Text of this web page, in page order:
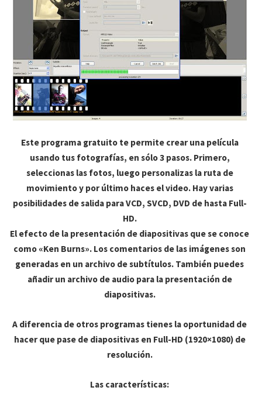
Este programa gratuito te permite crear una película
usando tus fotografías, en sólo 3 pasos. Primero,
seleccionas las fotos, luego personalizas la ruta de
movimiento y por último haces el video. Hay varias
posibilidades de salida para VCD, SVCD, DVD de hasta Full-
HD.
El efecto de la presentación de diapositivas que se conoce
como «Ken Burns». Los comentarios de las imágenes son
generadas en un archivo de subtítulos. También puedes
añadir un archivo de audio para la presentación de
diapositivas.
A diferencia de otros programas tienes la oportunidad de
hacer que pase de diapositivas en Full-HD (1920×1080) de
resolución.
Las características: